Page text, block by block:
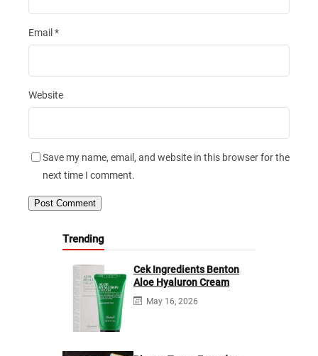
Email *
Website
Save my name, email, and website in this browser for the
next time I comment.
Trending
Cek Ingredients Benton
Aloe Hyaluron Cream
May 16, 2026